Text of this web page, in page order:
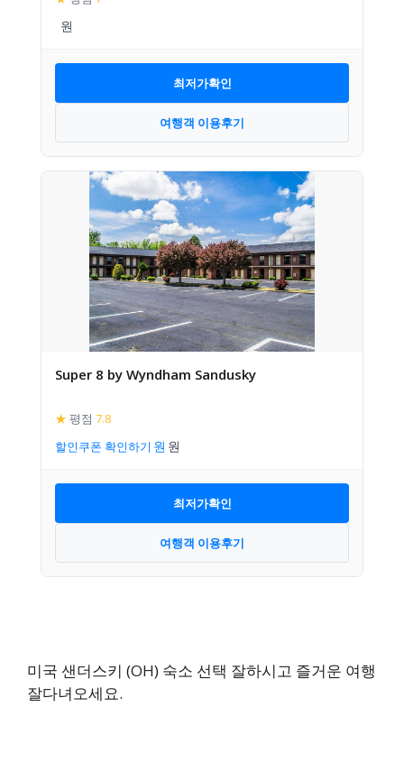
최저가확인
여행객 이용후기
Super 8 by Wyndham Sandusky
★ 평점 7.8
할인쿠폰 확인하기
최저가확인
여행객 이용후기
미국 샌더스키 (OH) 숙소 선택 잘하시고 즐거운 여행
잘다녀오세요.